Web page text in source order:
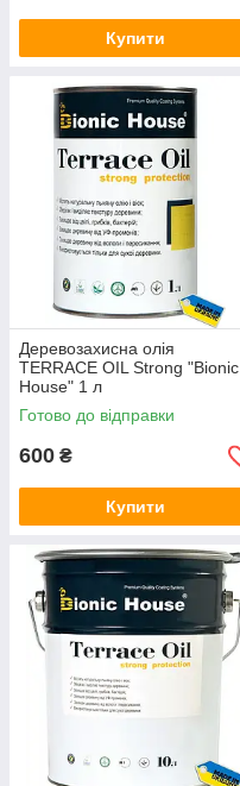
Купити
Деревозахисна олія
TERRACE OIL Strong "Bionic
House" 1 л
Готово до відправки
600 ₴
Купити